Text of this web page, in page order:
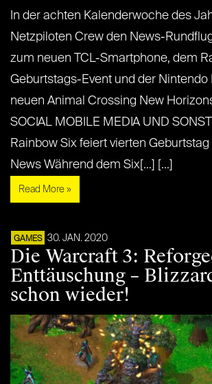
In der achten Kalenderwoche des
Netzpiloten Crew den News-
zum neuen TCL-Smartphone, dem
Geburtstags-Event und der Nintendo
neuen Animal Crossing New
SOCIAL MOBILE MEDIA UND
Rainbow Six feiert vierten Geburtstag
News Während dem Six[...] [...]
Read More »
GAMES 30. JAN. 2020
Die Warcraft 3:
Enttäuschung –
schon wieder!